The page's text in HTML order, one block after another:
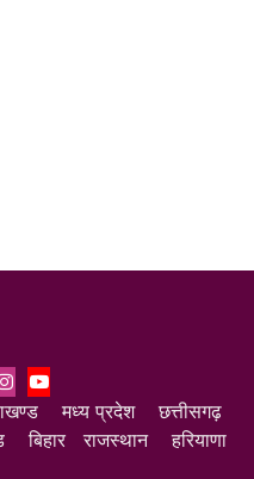
InstagramYouTube
मध्य प्रदेश
छत्तीसगढ़
बिहार राजस्थान हरियाणा